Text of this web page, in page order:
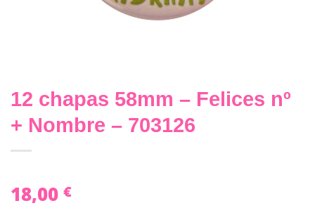
12 chapas 58mm – Felices nº
+ Nombre – 703126
18,00 €